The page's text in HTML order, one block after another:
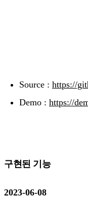
Source : https://
Demo : https://
구현된 기능
2023-06-08